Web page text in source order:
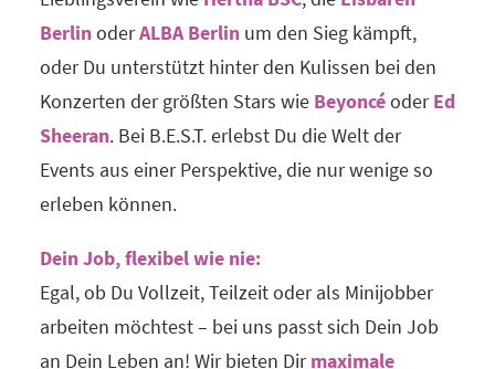
BerlinoderALBA Berlin um den Sieg kämpft,
oder Du unterstützt hinter den Kulissen bei den
Konzerten der größten Stars wie BeyoncéoderEd
Sheeran. Bei B.E.S.T. erlebst Du die Welt der
Events aus einer Perspektive, die nur wenige so
erleben können.
Dein Job, flexibel wie nie:
Egal, ob Du Vollzeit, Teilzeit oder als Minijobber
arbeiten möchtest – bei uns passt sich Dein Job
an Dein Leben an! Wir bieten Dirmaximale